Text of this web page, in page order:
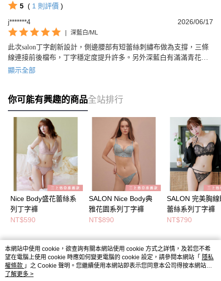
5 ( 1 則評價 )
j*******4
2026/06/17
| 深藍白/ML
此次salon丁字創新設計，側邊腰部有短蕾絲刺繡布做為支撐，三條
線連接前後檔布，丁字穩定度提升許多。另外深藍白有滿滿青花瓷
優雅古典感。
顯示全部
你可能有興趣的商品全站排行
Nice Body盛花蕾絲系
列丁字褲
NT$590
SALON Nice Body典
雅花園系列丁字褲
NT$890
SALON 完美胸線
蕾絲系列丁字褲
NT$790
熱門標籤
本網站中使用 cookie，欲查詢有關本網站使用 cookie 方式之詳情，及若您不希
望在電腦上使用 cookie 時應如何變更電腦的 cookie 設定，請參閱本網站「 隱私
權條款 」之 Cookie 聲明。您繼續使用本網站即表示您同意本公司得按本網站使
用條款之 Cookie 聲明使用 cookie。
了解更多 >